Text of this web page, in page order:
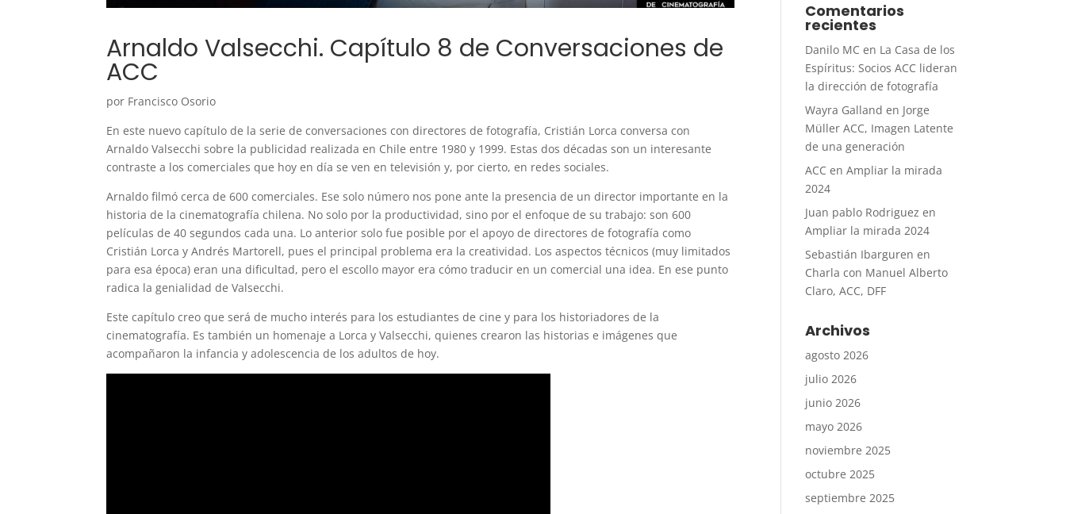
Arnaldo Valsecchi. Capítulo 8 de Conversaciones de
ACC
por Francisco Osorio
En este nuevo capítulo de la serie de conversaciones con directores de fotografía, Cristián Lorca conversa con
Arnaldo Valsecchi sobre la publicidad realizada en Chile entre 1980 y 1999. Estas dos décadas son un interesante
contraste a los comerciales que hoy en día se ven en televisión y, por cierto, en redes sociales.
Arnaldo filmó cerca de 600 comerciales. Ese solo número nos pone ante la presencia de un director importante en la
historia de la cinematografía chilena. No solo por la productividad, sino por el enfoque de su trabajo: son 600
películas de 40 segundos cada una. Lo anterior solo fue posible por el apoyo de directores de fotografía como
Cristián Lorca y Andrés Martorell, pues el principal problema era la creatividad. Los aspectos técnicos (muy limitados
para esa época) eran una dificultad, pero el escollo mayor era cómo traducir en un comercial una idea. En ese punto
radica la genialidad de Valsecchi.
Este capítulo creo que será de mucho interés para los estudiantes de cine y para los historiadores de la
cinematografía. Es también un homenaje a Lorca y Valsecchi, quienes crearon las historias e imágenes que
acompañaron la infancia y adolescencia de los adultos de hoy.
Comentarios
recientes
Danilo MC en La Casa de los
Espíritus: Socios ACC lideran
la dirección de fotografía
Wayra Galland en Jorge
Müller ACC, Imagen Latente
de una generación
ACC enAmpliar la mirada
2024
Juan pablo Rodriguez en
Ampliar la mirada 2024
Sebastián Ibarguren en
Charla con Manuel Alberto
Claro, ACC, DFF
Archivos
agosto 2026
julio 2026
junio 2026
mayo 2026
noviembre 2025
octubre 2025
septiembre 2025